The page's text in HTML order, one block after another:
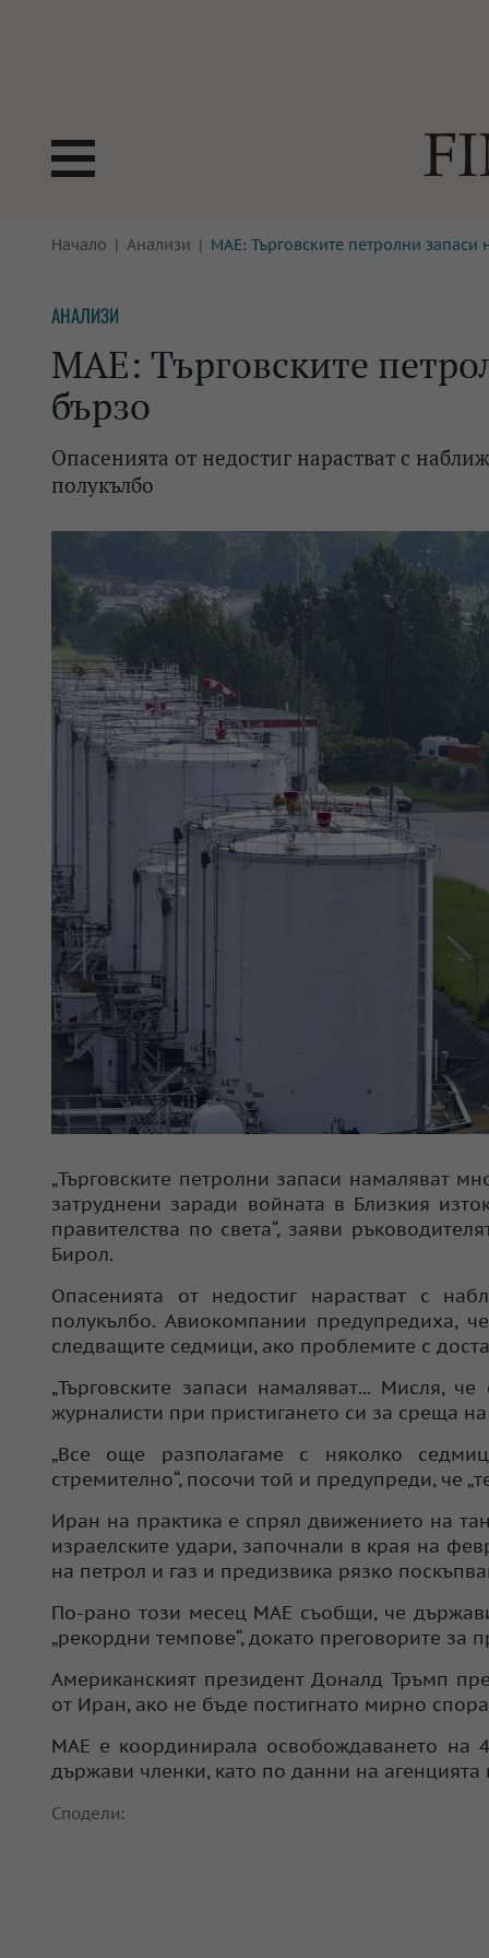
БОРСИ
КРИПТО
БАНКИ
ПАРИТЕ
ЗАСТРАХОВАНЕ
ЕНЕРГЕТИКА
ИМОТИ
Начало Анализи МАЕ: Търговските петролни запаси
АНАЛИЗИ
МАЕ: Търговските
бързо
Опасенията от недостиг нарастват с
полукълбо
„Търговските петролни запаси намаляват
затруднени заради войната в Близкия
правителства по света“, заяви
Бирол.
Опасенията от недостиг нарастват с
полукълбо. Авиокомпании предупредиха,
следващите седмици, ако проблемите с
„Търговските запаси намаляват... Мисля,
журналисти при пристигането си за среща
„Все още разполагаме с няколко
стремително“, посочи той и предупреди, че
Иран на практика е спрял движението на
израелските удари, започнали в края на
на петрол и газ и предизвика рязко
По-рано този месец МАЕ съобщи, че
„рекордни темпове“, докато преговорите за
Американският президент Доналд Тръмп
от Иран, ако не бъде постигнато мирно
МАЕ е координирала освобождаването на
държави членки, като по данни на
Сподели: